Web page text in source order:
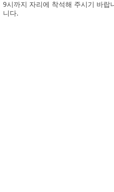
9시까지 자리에 착석해 주시기 바랍
니다.